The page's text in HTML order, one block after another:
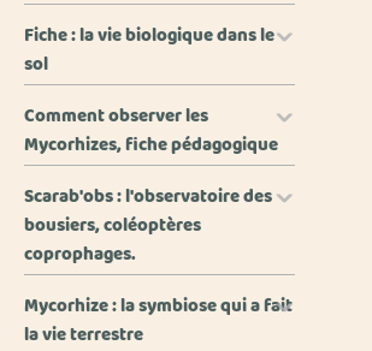
Fiche : la vie biologique dans le
sol
Comment observer les
Mycorhizes, fiche pédagogique
Scarab'obs : l'observatoire des
bousiers, coléoptères
coprophages.
Mycorhize : la symbiose qui a fait
la vie terrestre